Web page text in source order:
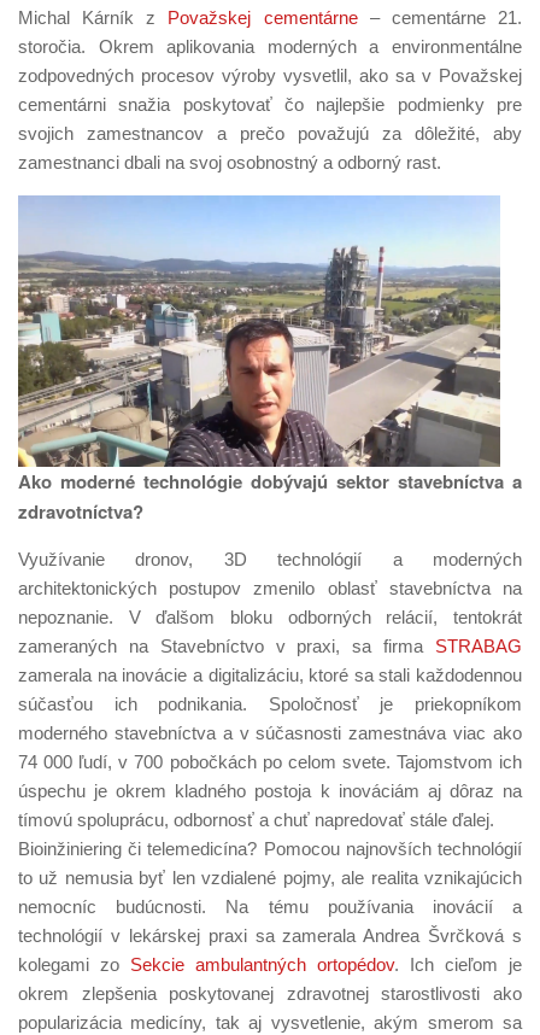
Michal Kárník z Považskej cementárne– cementárne 21.
storočia. Okrem aplikovania moderných a environmentálne
zodpovedných procesov výroby vysvetlil, ako sa v Považskej
cementárni snažia poskytovať čo najlepšie podmienky pre
svojich zamestnancov a prečo považujú za dôležité, aby
zamestnanci dbali na svoj osobnostný a odborný rast.
Ako moderné technológie dobývajú sektor stavebníctva a
zdravotníctva?
Využívanie dronov, 3D technológií a moderných
architektonických postupov zmenilo oblasť stavebníctva na
nepoznanie. V ďalšom bloku odborných relácií, tentokrát
zameraných na Stavebníctvo v praxi, sa firma STRABAG
zamerala na inovácie a digitalizáciu, ktoré sa stali každodennou
súčasťou ich podnikania. Spoločnosť je priekopníkom
moderného stavebníctva a v súčasnosti zamestnáva viac ako
74 000 ľudí, v 700 pobočkách po celom svete. Tajomstvom ich
úspechu je okrem kladného postoja k inováciám aj dôraz na
tímovú spoluprácu, odbornosť a chuť napredovať stále ďalej.
Bioinžiniering či telemedicína? Pomocou najnovších technológií
to už nemusia byť len vzdialené pojmy, ale realita vznikajúcich
nemocníc budúcnosti. Na tému používania inovácií a
technológií v lekárskej praxi sa zamerala Andrea Švrčková s
kolegami zo Sekcie ambulantných ortopédov. Ich cieľom je
okrem zlepšenia poskytovanej zdravotnej starostlivosti ako
popularizácia medicíny, tak aj vysvetlenie, akým smerom sa